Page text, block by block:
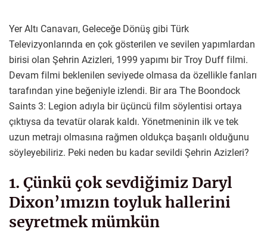
Yer Altı Canavarı, Geleceğe Dönüş gibi Türk
Televizyonlarında en çok gösterilen ve sevilen yapımlardan
birisi olan Şehrin Azizleri, 1999 yapımı bir Troy Duff filmi.
Devam filmi beklenilen seviyede olmasa da özellikle fanları
tarafından yine beğeniyle izlendi. Bir ara The Boondock
Saints 3: Legion adıyla bir üçüncü film söylentisi ortaya
çıktıysa da tevatür olarak kaldı. Yönetmeninin ilk ve tek
uzun metrajı olmasına rağmen oldukça başarılı olduğunu
söyleyebiliriz. Peki neden bu kadar sevildi Şehrin Azizleri?
1. Çünkü çok sevdiğimiz Daryl
Dixon’ımızın toyluk hallerini
seyretmek mümkün